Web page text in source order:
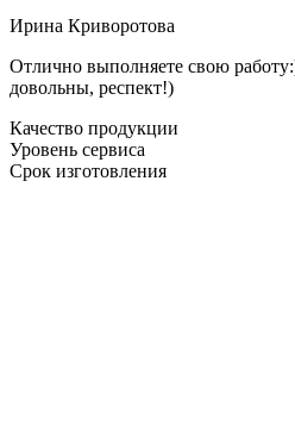
Ирина Криворотова
Отлично выполняете свою
довольны, респект!)
Качество продукции
Уровень сервиса
Срок изготовления